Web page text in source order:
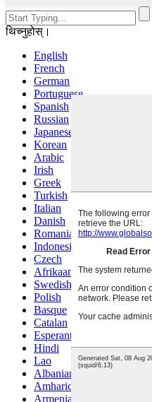
थिच्नुहोस्।
English
French
German
Portuguese
Spanish
Russian
Japanese
Korean
Arabic
Irish
Greek
Turkish
Italian
Danish
Romanian
Indonesian
Czech
Afrikaans
Swedish
Polish
Basque
Catalan
Esperanto
Hindi
Lao
Albanian
Amharic
Armenian